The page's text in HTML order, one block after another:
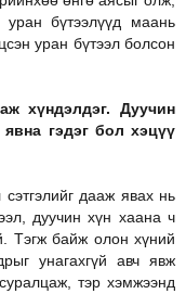
бүтээлүүд маань
уран бүтээл болсон
хүндэлдэг. Дуучин
гэдэг бол хэцүү
дааж явах нь
дуучин хүн хаана ч
Тэгж байж олон хүний
унагахгүй авч явж
тэр хэмжээнд